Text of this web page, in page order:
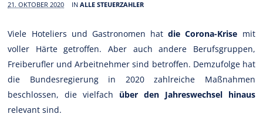
21. OKTOBER 2020 INALLE STEUERZAHLER
Viele Hoteliers und Gastronomen hatdie Corona-Krise mit
voller Härte getroffen. Aber auch andere Berufsgruppen,
Freiberufler und Arbeitnehmer sind betroffen. Demzufolge hat
die Bundesregierung in 2020 zahlreiche Maßnahmen
beschlossen, die vielfach über den Jahreswechsel hinaus
relevant sind.